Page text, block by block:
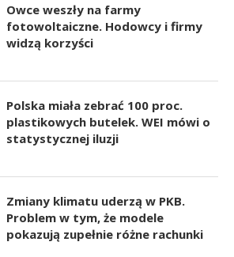
Owce weszły na farmy
fotowoltaiczne. Hodowcy i firmy
widzą korzyści
Polska miała zebrać 100 proc.
plastikowych butelek. WEI mówi o
statystycznej iluzji
Zmiany klimatu uderzą w PKB.
Problem w tym, że modele
pokazują zupełnie różne rachunki